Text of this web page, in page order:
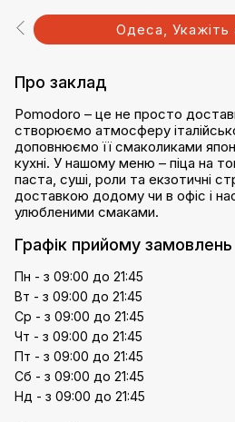
Одеса, Укажіть
Про заклад
Pomodoro – це не просто
створюємо атмосферу
доповнюємо її смаколиками
кухні. У нашому меню – піца на
паста, суші, роли та екзотичні
доставкою додому чи в офіс і
улюбленими смаками.
Графік прийому замовлень
Пн - з 09:00 до 21:45
Вт - з 09:00 до 21:45
Ср - з 09:00 до 21:45
Чт - з 09:00 до 21:45
Пт - з 09:00 до 21:45
Сб - з 09:00 до 21:45
Нд - з 09:00 до 21:45